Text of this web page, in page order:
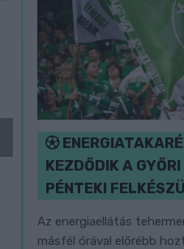
KEZDŐDIK A
PÉNTEKI
Az energiaellátás
másfél órával előrébb